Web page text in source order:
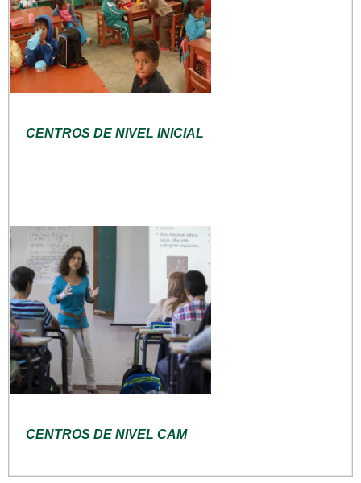
CENTROS DE NIVEL INICIAL
CENTROS DE NIVEL CAM